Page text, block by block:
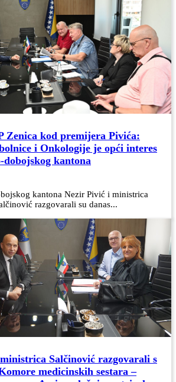
Zenica kod premijera Pivića:
i Onkologije je opći interes
dobojskog kantona
kantona Nezir Pivić i ministrica
razgovarali su danas...
Salčinović razgovarali s
medicinskih sestara –